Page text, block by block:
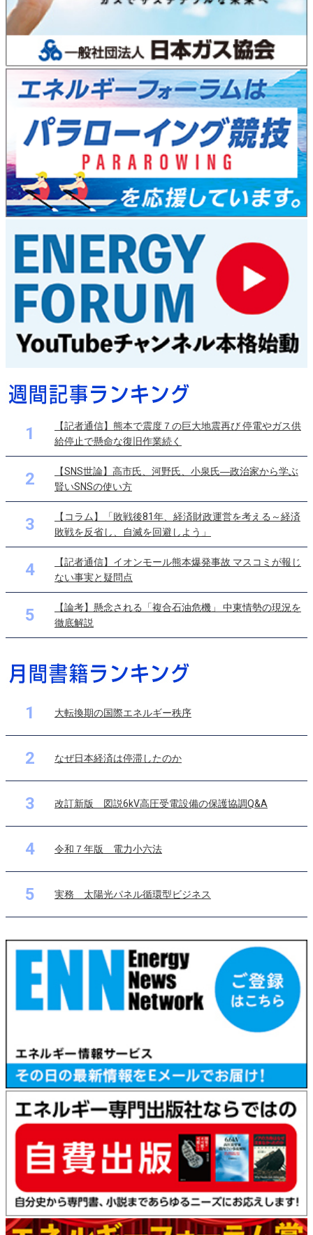
1
【記者通信】熊本で震度７の巨大地震再び 停電やガス供
給停止で懸命な復旧作業続く
2
【SNS世論】高市氏、河野氏、小泉氏―政治家から学ぶ
賢いSNSの使い方
3
【コラム】「敗戦後81年、経済財政運営を考える～経済
敗戦を反省し、自滅を回避しよう」
4
【記者通信】イオンモール熊本爆発事故 マスコミが報じ
ない事実と疑問点
5
【論考】懸念される「複合石油危機」 中東情勢の現況を
徹底解説
1 大転換期の国際エネルギー秩序
2 なぜ日本経済は停滞したのか
3 改訂新版 図説6kV高圧受電設備の保護協調Q&A
4 令和７年版 電力小六法
5 実務 太陽光パネル循環型ビジネス